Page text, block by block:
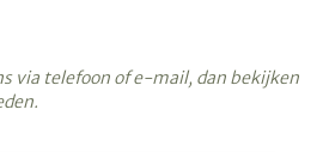
via telefoon of e-mail, dan bekijken